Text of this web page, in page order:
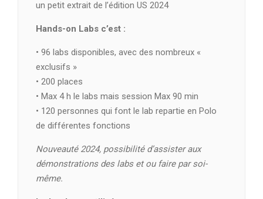
un petit extrait de l’édition US 2024
Hands-on Labs c’est :
• 96 labs disponibles, avec des nombreux «
exclusifs »
• 200 places
• Max 4 h le labs mais session Max 90 min
• 120 personnes qui font le lab repartie en Polo
de différentes fonctions
Nouveauté 2024, possibilité d’assister aux
démonstrations des labs et ou faire par soi-
même.